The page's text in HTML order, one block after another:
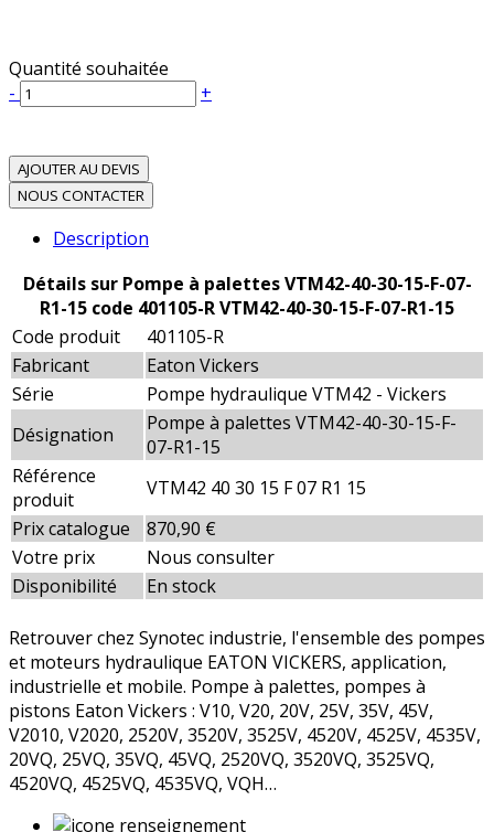
Quantité souhaitée
-
+
AJOUTER AU DEVIS
NOUS CONTACTER
Description
Détails sur Pompe à palettes VTM42-40-30-15-F-07-
R1-15 code 401105-R VTM42-40-30-15-F-07-R1-15
Code produit
401105-R
Fabricant
Eaton Vickers
Série
Pompe hydraulique VTM42 - Vickers
Désignation
Pompe à palettes VTM42-40-30-15-F-
07-R1-15
Référence
produit
VTM42 40 30 15 F 07 R1 15
Prix catalogue
870,90 €
Votre prix
Nous consulter
Disponibilité
En stock
Retrouver chez Synotec industrie, l'ensemble des pompes
et moteurs hydraulique EATON VICKERS, application,
industrielle et mobile. Pompe à palettes, pompes à
pistons Eaton Vickers : V10, V20, 20V, 25V, 35V, 45V,
V2010, V2020, 2520V, 3520V, 3525V, 4520V, 4525V, 4535V,
20VQ, 25VQ, 35VQ, 45VQ, 2520VQ, 3520VQ, 3525VQ,
4520VQ, 4525VQ, 4535VQ, VQH…